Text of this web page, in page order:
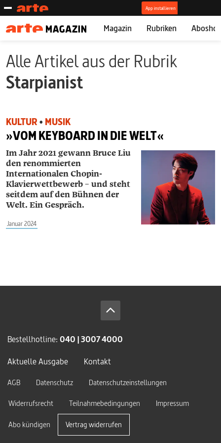
Magazin Rubriken
Alle Artikel aus der Rubrik
Starpianist
KULTUR • MUSIK
»VOM KEYBOARD IN DIE WELT«
Im Jahr 2021 gewann Bruce Liu
den renommierten
Internationalen Chopin-
Klavierwettbewerb – und steht
seitdem auf den Bühnen der
Welt. Ein Gespräch.
Januar 2024
Bestellhotline: 040 | 3007 4000
Aktuelle Ausgabe
Kontakt
AGB Datenschutz
Datenschutzeinstellungen
Widerrufsrecht
Teilnahmebedingungen Impressum
Abo kündigen Vertrag widerrufen